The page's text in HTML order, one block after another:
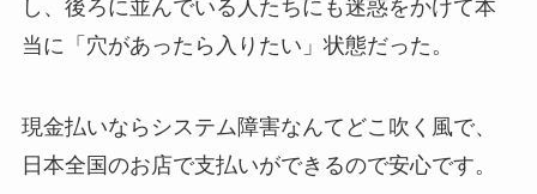
し、後ろに並んでいる人たちにも迷惑をかけて本
当に「穴があったら入りたい」状態だった。
現金払いならシステム障害なんてどこ吹く風で、
日本全国のお店で支払いができるので安心です。